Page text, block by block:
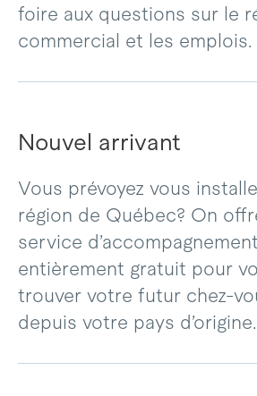
foire aux questions sur le
commercial et les emplois.
Nouvel arrivant
Vous prévoyez vous
région de Québec? On
service d’accompagnement
entièrement gratuit pour
trouver votre futur chez-
depuis votre pays d’origine.